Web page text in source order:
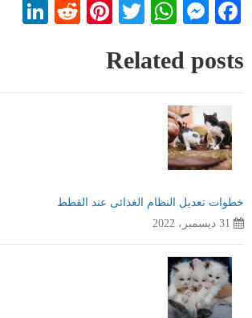
Facebook
Messenger
WhatsApp
Twitter
Pinterest
Reddit
Related posts
خطوات تعديل النظام الغذائى عند القطط
31 ديسمبر، 2022